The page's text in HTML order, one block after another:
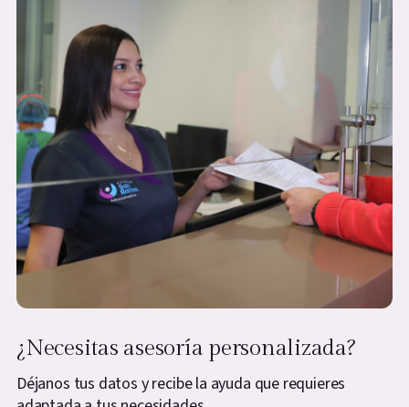
¿Necesitas asesoría personalizada?
Déjanos tus datos y recibe la ayuda que requieres